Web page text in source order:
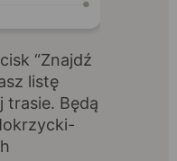
“Znajdź
listę
trasie. Będą